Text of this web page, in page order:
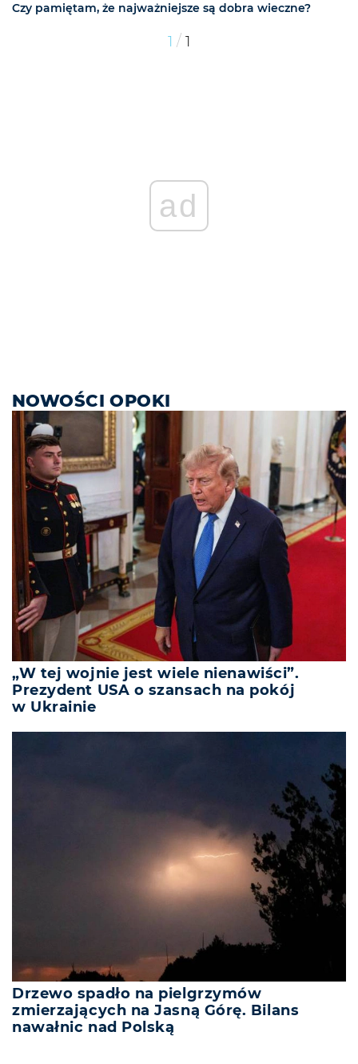
Czy pamiętam, że najważniejsze są dobra wieczne?
1 / 1
ad
NOWOŚCI OPOKI
„W tej wojnie jest wiele nienawiści”.
Prezydent USA o szansach na pokój
w Ukrainie
Drzewo spadło na pielgrzymów
zmierzających na Jasną Górę. Bilans
nawałnic nad Polską